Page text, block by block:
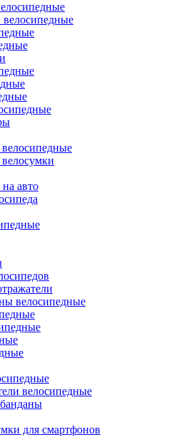
велосипедные
авто
велосипедные
велосипедные
для смартфонов